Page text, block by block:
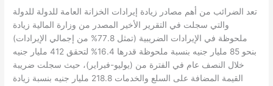
تعد الضرائب من أهم مصادر زيادة إيرادات الخزانة العامة للدولة للدولة
والتي سجلت في التقرير الأخير المصدر من وزارة المالية زيادة
ملحوظة في الإيرادات الضريبية (تمثل 77.8% من إجمالي الإيرادات)
بنحو 85 مليار جنيه بنسبة ملحوظة قدرها 16.4% لتحقق 412 مليار جنيه
خلال النصف عام في الفترة من (يوليو-فبراير)، حيث سجلت ضريبة
القيمة المضافة على السلع والخدمات 218.8 مليار جنيه بنسبة زيادة